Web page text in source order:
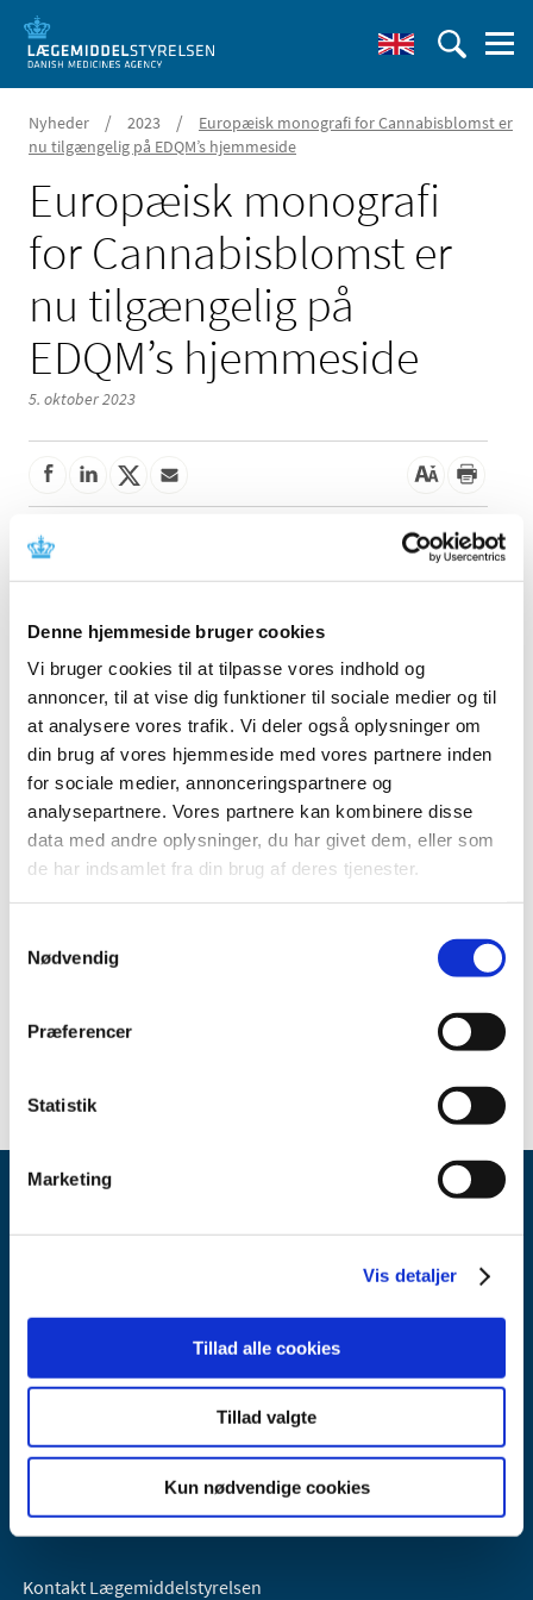
Denne hjemmeside bruger cookies
Vi bruger cookies til at tilpasse vores indhold og
annoncer, til at vise dig funktioner til sociale medier og til
at analysere vores trafik. Vi deler også oplysninger om
din brug af vores hjemmeside med vores partnere inden
for sociale medier, annonceringspartnere og
analysepartnere. Vores partnere kan kombinere disse
data med andre oplysninger, du har givet dem, eller som
de har indsamlet fra din brug af deres tjenester.
Nødvendig
Præferencer
Statistik
Marketing
Vis detaljer
Tillad alle cookies
Tillad valgte
Kun nødvendige cookies
Nyheder / 2023 /
Europæisk monografi for Cannabisblomst er
nu tilgængelig på EDQM’s hjemmeside
Europæisk monografi
for Cannabisblomst er
nu tilgængelig på
EDQM’s hjemmeside
5. oktober 2023
Den Europæiske Farmakopé har udgivet monografien for
Implementeringsdatoen er uændret, så monografien er
først gældende fra den 1. juli 2024 (Ph. Eur. 11.5).
Monografien bliver udgivet i Ph. Eur. Online i januar 2024.
Link
Semonografien og EDQM’s nyhed på EDQM's
hjemmeside (edqm.eu - European Directorate for the
Quality of Medicines & Healthcare)
Emner
Medicinsk cannabis
Lægemiddelstyrelsen
Axel Heides Gade 1
Lægemiddelstyrelsen er en del af
Sundheds- og Kirkeministeriet.
Kontakt Lægemiddelstyrelsen